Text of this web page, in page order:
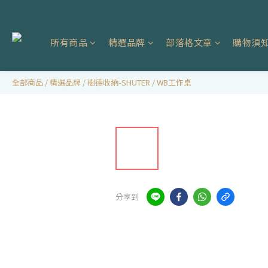
所有商品 精選品牌 部落格文章 購物須
全部商品 /精選品牌 /樹德收納-SHUTER /WB工作桌
分享到